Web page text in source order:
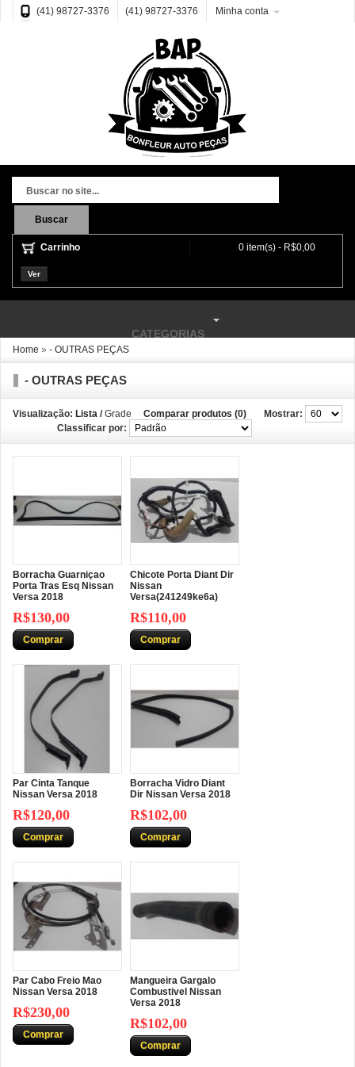
(41) 98727-3376 (41) 98727-3376 Minha conta
Buscar
Carrinho 0 item(s) - R$0,00
Ver
CATEGORIAS
Home » - OUTRAS PEÇAS
- OUTRAS PEÇAS
Visualização: Lista /Grade
Mostrar:
Classificar por:
Comparar produtos (0)
Borracha Guarniçao
Porta Tras Esq Nissan
Versa 2018
R$130,00
Comprar
Chicote Porta Diant Dir
Nissan
Versa(241249ke6a)
R$110,00
Comprar
Par Cinta Tanque
Nissan Versa 2018
R$120,00
Comprar
Borracha Vidro Diant
Dir Nissan Versa 2018
R$102,00
Comprar
Par Cabo Freio Mao
Nissan Versa 2018
R$230,00
Comprar
Mangueira Gargalo
Combustivel Nissan
Versa 2018
R$102,00
Comprar